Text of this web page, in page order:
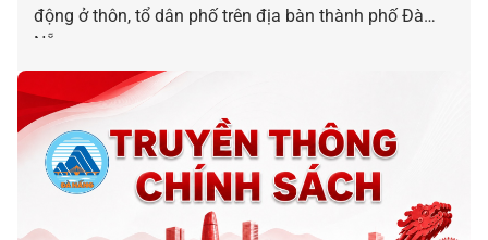
động ở thôn, tổ dân phố trên địa bàn thành phố Đà
Nẵng.